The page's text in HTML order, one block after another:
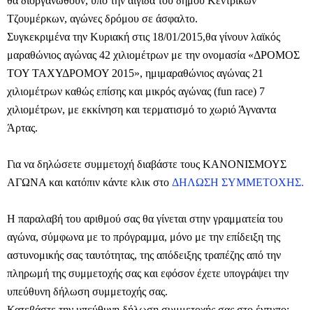
Τζουμέρκων, αγώνες δρόμου σε άσφαλτο.
Συγκεκριμένα την Κυριακή στις 18/01/2015,θα γίνουν λαϊκός
μαραθώνιος αγώνας 42 χιλιομέτρων με την ονομασία «ΔΡΟΜΟΣ
ΤΟΥ ΤΑΧΥΔΡΟΜΟΥ 2015», ημιμαραθώνιος αγώνας 21
χιλιομέτρων καθώς επίσης και μικρός αγώνας (fun race) 7
χιλιομέτρων, με εκκίνηση και τερματισμό το χωριό Άγναντα
Άρτας.
Για να δηλώσετε συμμετοχή διαβάστε τους ΚΑΝΟΝΙΣΜΟΥΣ
ΑΓΩΝΑ και κατόπιν κάντε κλικ στο ΔΗΛΩΣΗ ΣΥΜΜΕΤΟΧΗΣ.
Η παραλαβή του αριθμού σας θα γίνεται στην γραμματεία του
αγώνα, σύμφωνα με το πρόγραμμα, μόνο με την επίδειξη της
αστυνομικής σας ταυτότητας, της απόδειξης τραπέζης από την
πληρωμή της συμμετοχής σας και εφόσον έχετε υπογράψει την
υπεύθυνη δήλωση συμμετοχής σας.